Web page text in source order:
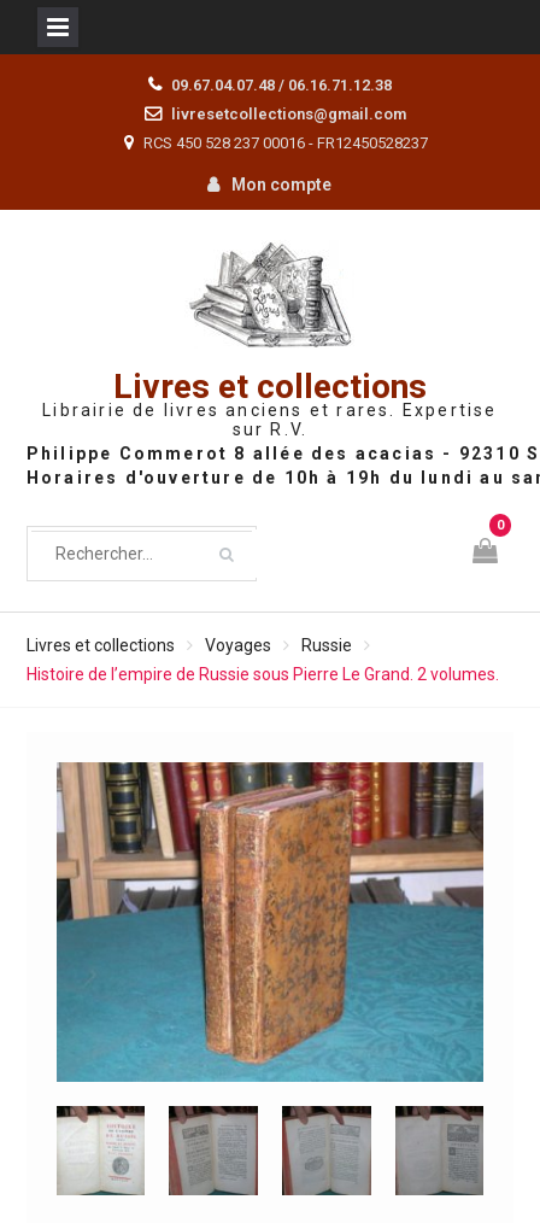
09.67.04.07.48 / 06.16.71.12.38
livresetcollections@gmail.com
RCS 450 528 237 00016 - FR12450528237
Mon compte
Livres et collections
Librairie de livres anciens et rares. Expertise
sur R.V.
0
Livres et collections Voyages
Russie
Histoire de l’empire de Russie sous Pierre Le Grand. 2 volumes.